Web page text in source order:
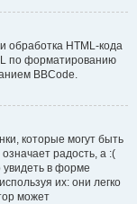
обработка HTML-кода
по форматированию
BBCode.
которые могут быть
радость, а :(
увидеть в форме
их: они легко
может